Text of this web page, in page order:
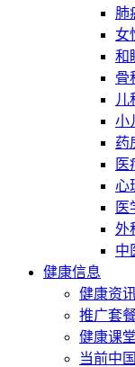
肺
女
和
骨
儿
小
药
医
心
医
外
中
健康信息
健康资
推广套
健康课堂
当前中